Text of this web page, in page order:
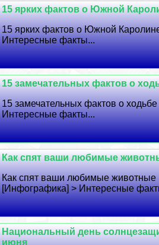
15 ярких фактов о Южной
15 ярких фактов о Южной
Интересные факты...
15 замечательных фактов о
15 замечательных фактов о ходьбе
Интересные факты...
Как спят ваши любимые
Как спят ваши любимые животные
[Инфографика] > Интересные
Национальный день
июня